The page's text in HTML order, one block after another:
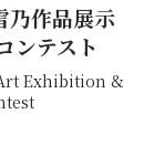
作品展示
ンテスト
Exhibition &